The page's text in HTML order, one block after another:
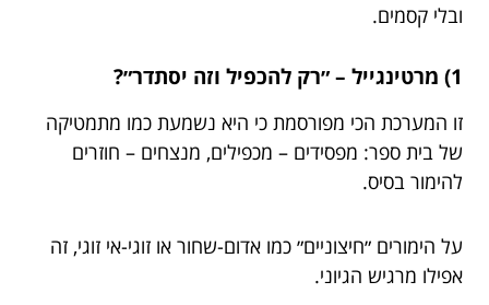
ובלי קסמים.
1) מרטינגייל – ״רק להכפיל וזה יסתדר״?
זו המערכת הכי מפורסמת כי היא נשמעת כמו מתמטיקה
של בית ספר: מפסידים – מכפילים, מנצחים – חוזרים
להימור בסיס.
על הימורים ״חיצוניים״ כמו אדום-שחור או זוגי-אי זוגי, זה
אפילו מרגיש הגיוני.